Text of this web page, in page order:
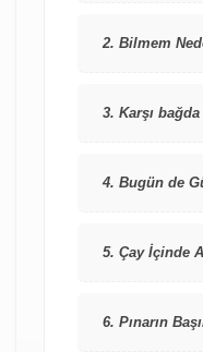
2. Bilmem
3. Karşı
4. Bugün de
5. Çay İçinde
6. Pınarın